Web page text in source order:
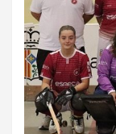
o
o
k